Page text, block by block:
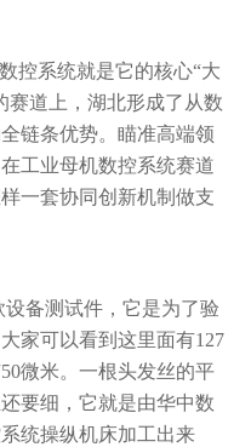
控系统就是它的核心“大
赛道上，湖北形成了从数
链条优势。瞄准高端领
工业母机数控系统赛道
一套协同创新机制做支
备测试件，它是为了验
家可以看到这里面有127
微米。一根头发丝的平
要细，它就是由华中数
统操纵机床加工出来